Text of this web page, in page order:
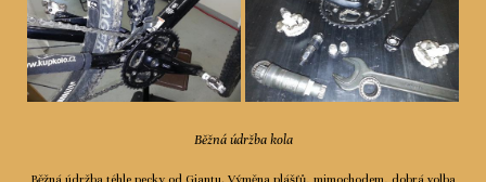
Běžná údržba kola
Běžná údržba téhle pecky od Giantu. Výměna plášťů, mimochodem, dobrá volba